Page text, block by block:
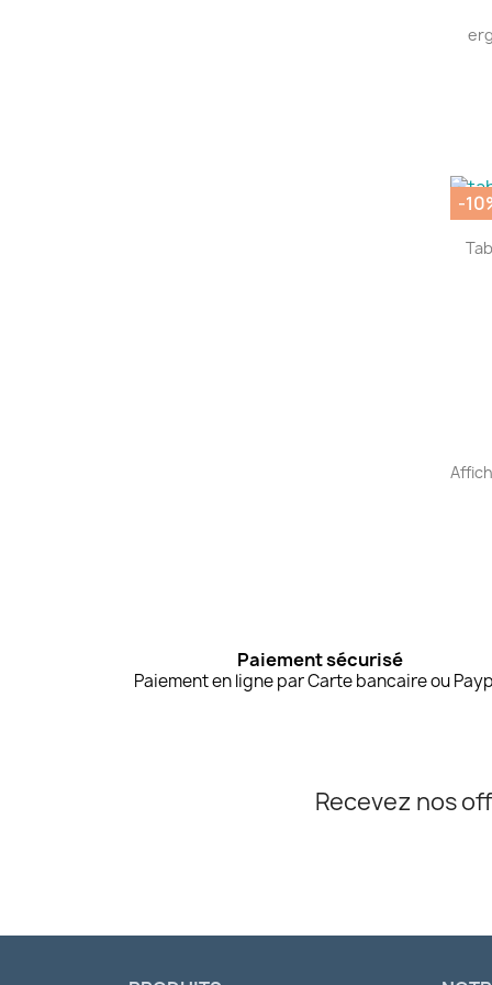
-
Paiement sécurisé
Paiement en ligne par Carte bancaire ou
Recevez nos